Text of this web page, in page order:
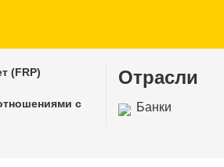
(FRP)
с
Отрасли
Банки